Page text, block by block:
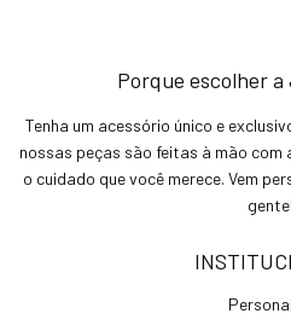
Porque escolher
Tenha um acessório único e
nossas peças são feitas à mão
o cuidado que você merece. Vem
gente!